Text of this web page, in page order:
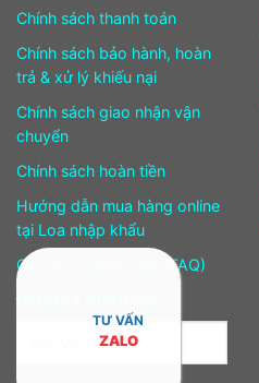
Chính sách thanh toán
Chính sách bảo hành, hoàn
trả & xử lý khiếu nại
Chính sách giao nhận vận
chuyển
Chính sách hoàn tiền
Hướng dẫn mua hàng online
tại Loa nhập khẩu
Câu hỏi thường gặp (FAQ)
TƯ VẤN
ZALO